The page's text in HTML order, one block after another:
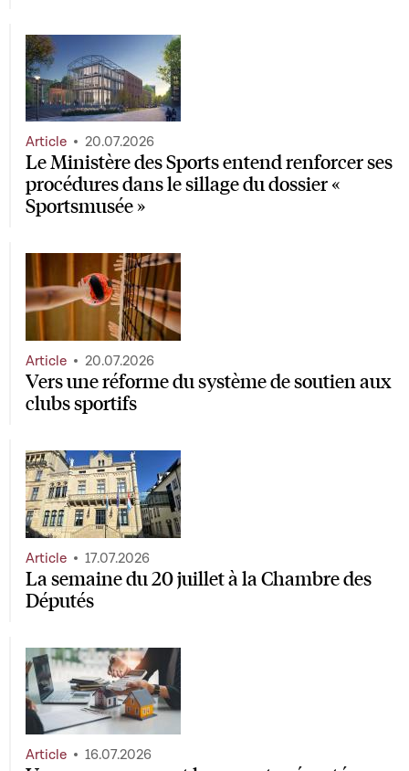
Le Ministère des Sports entend renforcer ses
procédures dans le sillage du dossier «
Sportsmusée »
Article 20.07.2026
Vers une réforme du système de soutien aux
clubs sportifs
Article 20.07.2026
La semaine du 20 juillet à la Chambre des
Députés
Article 17.07.2026
Article 16.07.2026